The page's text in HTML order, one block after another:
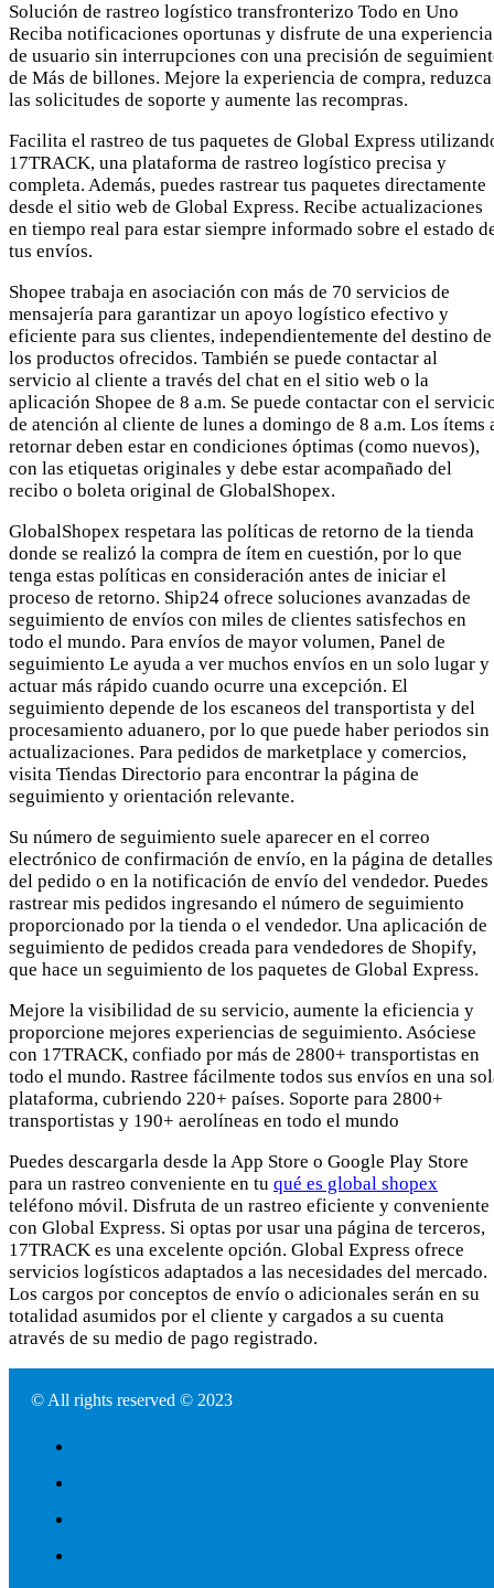
Solución de rastreo logístico transfronterizo Todo en Uno
Reciba notificaciones oportunas y disfrute de una experiencia
de usuario sin interrupciones con una precisión de
de Más de billones. Mejore la experiencia de compra, reduzca
las solicitudes de soporte y aumente las recompras.
Facilita el rastreo de tus paquetes de Global Express
17TRACK, una plataforma de rastreo logístico precisa y
completa. Además, puedes rastrear tus paquetes directamente
desde el sitio web de Global Express. Recibe actualizaciones
en tiempo real para estar siempre informado sobre el estado
tus envíos.
Shopee trabaja en asociación con más de 70 servicios de
mensajería para garantizar un apoyo logístico efectivo y
eficiente para sus clientes, independientemente del destino de
los productos ofrecidos. También se puede contactar al
servicio al cliente a través del chat en el sitio web o la
aplicación Shopee de 8 a.m. Se puede contactar con el
de atención al cliente de lunes a domingo de 8 a.m. Los ítems
retornar deben estar en condiciones óptimas (como nuevos),
con las etiquetas originales y debe estar acompañado del
recibo o boleta original de GlobalShopex.
GlobalShopex respetara las políticas de retorno de la tienda
donde se realizó la compra de ítem en cuestión, por lo que
tenga estas políticas en consideración antes de iniciar el
proceso de retorno. Ship24 ofrece soluciones avanzadas de
seguimiento de envíos con miles de clientes satisfechos en
todo el mundo. Para envíos de mayor volumen, Panel de
seguimiento Le ayuda a ver muchos envíos en un solo lugar y
actuar más rápido cuando ocurre una excepción. El
seguimiento depende de los escaneos del transportista y del
procesamiento aduanero, por lo que puede haber periodos sin
actualizaciones. Para pedidos de marketplace y comercios,
visita Tiendas Directorio para encontrar la página de
seguimiento y orientación relevante.
Su número de seguimiento suele aparecer en el correo
electrónico de confirmación de envío, en la página de detalles
del pedido o en la notificación de envío del vendedor. Puedes
rastrear mis pedidos ingresando el número de seguimiento
proporcionado por la tienda o el vendedor. Una aplicación de
seguimiento de pedidos creada para vendedores de Shopify,
que hace un seguimiento de los paquetes de Global Express.
Mejore la visibilidad de su servicio, aumente la eficiencia y
proporcione mejores experiencias de seguimiento. Asóciese
con 17TRACK, confiado por más de 2800+ transportistas en
todo el mundo. Rastree fácilmente todos sus envíos en una
plataforma, cubriendo 220+ países. Soporte para 2800+
transportistas y 190+ aerolíneas en todo el mundo
Puedes descargarla desde la App Store o Google Play Store
para un rastreo conveniente en tu qué es global shopex
teléfono móvil. Disfruta de un rastreo eficiente y conveniente
con Global Express. Si optas por usar una página de terceros,
17TRACK es una excelente opción. Global Express ofrece
servicios logísticos adaptados a las necesidades del mercado.
Los cargos por conceptos de envío o adicionales serán en su
totalidad asumidos por el cliente y cargados a su cuenta
através de su medio de pago registrado.
© All rights reserved © 2023